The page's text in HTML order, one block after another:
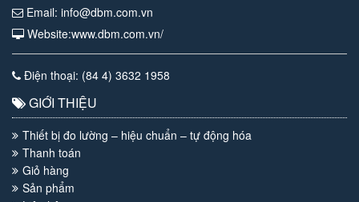
Email: info@dbm.com.vn
Website:www.dbm.com.vn/
Điện thoại: (84 4) 3632 1958
GIỚI THIỆU
Thiết bị đo lường – hiệu chuẩn – tự động hóa
Thanh toán
Giỏ hàng
Sản phẩm